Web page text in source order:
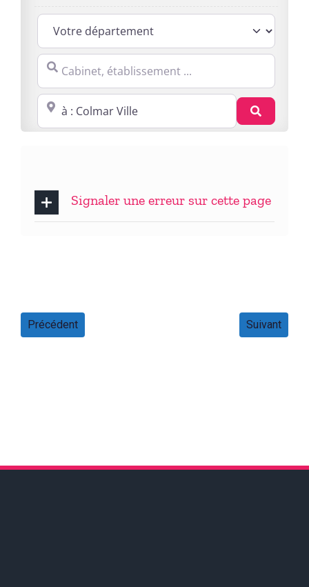
Cabinet, établissement ...
Proche de : ville, cp, lieu ...
Signaler une erreur sur cette page
Précédent Suivant